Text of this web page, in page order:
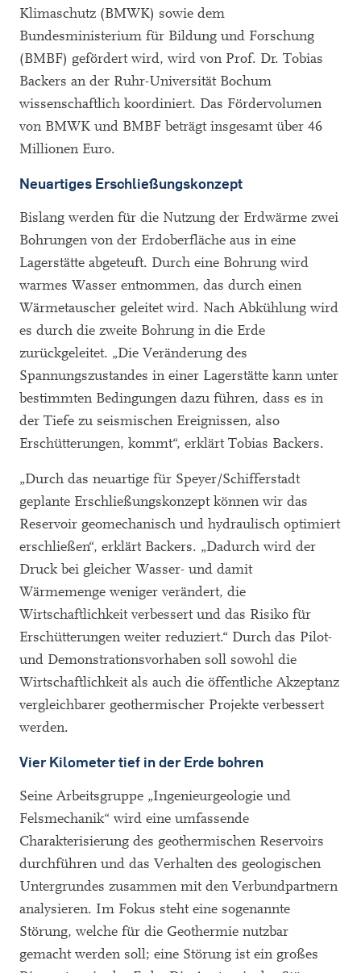
Klimaschutz (BMWK) sowie dem
Bundesministerium für Bildung und Forschung
(BMBF) gefördert wird, wird von Prof. Dr. Tobias
Backers an der Ruhr-Universität Bochum
wissenschaftlich koordiniert. Das Fördervolumen
von BMWK und BMBF beträgt insgesamt über 46
Millionen Euro.
Neuartiges Erschließungskonzept
Bislang werden für die Nutzung der Erdwärme zwei
Bohrungen von der Erdoberfläche aus in eine
Lagerstätte abgeteuft. Durch eine Bohrung wird
warmes Wasser entnommen, das durch einen
Wärmetauscher geleitet wird. Nach Abkühlung wird
es durch die zweite Bohrung in die Erde
zurückgeleitet. „Die Veränderung des
Spannungszustandes in einer Lagerstätte kann unter
bestimmten Bedingungen dazu führen, dass es in
der Tiefe zu seismischen Ereignissen, also
Erschütterungen, kommt“, erklärt Tobias Backers.
„Durch das neuartige für Speyer/Schifferstadt
geplante Erschließungskonzept können wir das
Reservoir geomechanisch und hydraulisch optimiert
erschließen“, erklärt Backers. „Dadurch wird der
Druck bei gleicher Wasser- und damit
Wärmemenge weniger verändert, die
Wirtschaftlichkeit verbessert und das Risiko für
Erschütterungen weiter reduziert.“ Durch das Pilot-
und Demonstrationsvorhaben soll sowohl die
Wirtschaftlichkeit als auch die öffentliche Akzeptanz
vergleichbarer geothermischer Projekte verbessert
werden.
Vier Kilometer tief in der Erde bohren
Seine Arbeitsgruppe „Ingenieurgeologie und
Felsmechanik“ wird eine umfassende
Charakterisierung des geothermischen Reservoirs
durchführen und das Verhalten des geologischen
Untergrundes zusammen mit den Verbundpartnern
analysieren. Im Fokus steht eine sogenannte
Störung, welche für die Geothermie nutzbar
gemacht werden soll; eine Störung ist ein großes